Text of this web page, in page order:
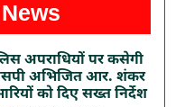
अपराधियों पर कसेगी
अभिजित आर. शंकर
को दिए सख्त निर्देश